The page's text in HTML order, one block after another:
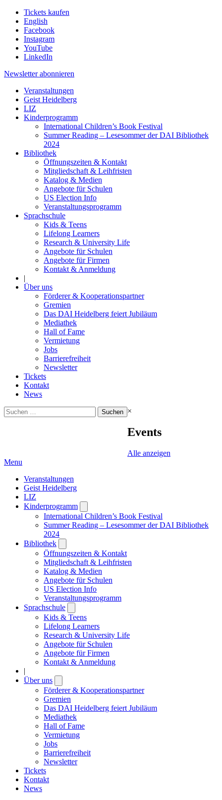
Tickets kaufen
English
Facebook
Instagram
YouTube
LinkedIn
Newsletter abonnieren
Veranstaltungen
Geist Heidelberg
LIZ
Kinderprogramm
International Children’s Book Festival
Summer Reading – Lesesommer der DAI Bibliothek
2024
Bibliothek
Öffnungszeiten & Kontakt
Mitgliedschaft & Leihfristen
Katalog & Medien
Angebote für Schulen
US Election Info
Veranstaltungsprogramm
Sprachschule
Kids & Teens
Lifelong Learners
Research & University Life
Angebote für Schulen
Angebote für Firmen
Kontakt & Anmeldung
|
Über uns
Förderer & Kooperationspartner
Gremien
Das DAI Heidelberg feiert Jubiläum
Mediathek
Hall of Fame
Vermietung
Jobs
Barrierefreiheit
Newsletter
Tickets
Kontakt
News
Suchen
nach:
×
Events
Alle anzeigen
Menu
Veranstaltungen
Geist Heidelberg
LIZ
Kinderprogramm
submenu
International Children’s Book Festival
Summer Reading – Lesesommer der DAI Bibliothek
2024
Bibliothek
submenu
Öffnungszeiten & Kontakt
Mitgliedschaft & Leihfristen
Katalog & Medien
Angebote für Schulen
US Election Info
Veranstaltungsprogramm
Sprachschule
submenu
Kids & Teens
Lifelong Learners
Research & University Life
Angebote für Schulen
Angebote für Firmen
Kontakt & Anmeldung
|
Über uns
submenu
Förderer & Kooperationspartner
Gremien
Das DAI Heidelberg feiert Jubiläum
Mediathek
Hall of Fame
Vermietung
Jobs
Barrierefreiheit
Newsletter
Tickets
Kontakt
News